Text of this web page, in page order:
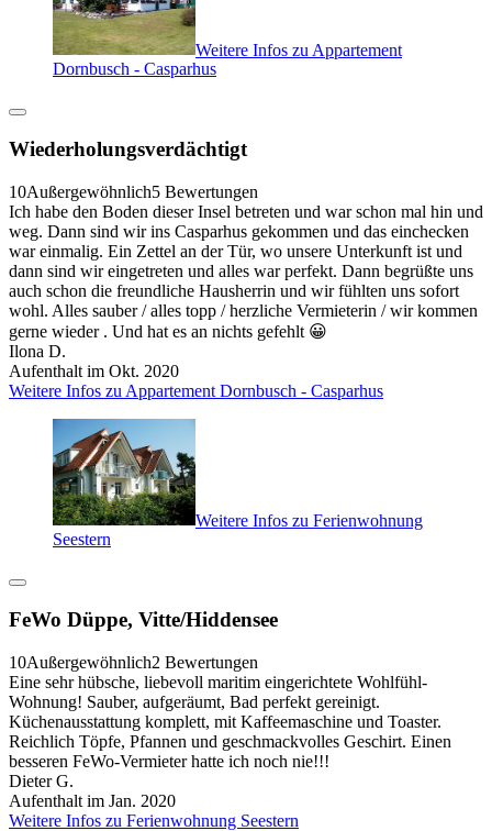
Weitere Infos zu Appartement
Dornbusch - Casparhus
Wiederholungsverdächtigt
10Außergewöhnlich5 Bewertungen
Ich habe den Boden dieser Insel betreten und war schon mal hin und
weg. Dann sind wir ins Casparhus gekommen und das einchecken
war einmalig. Ein Zettel an der Tür, wo unsere Unterkunft ist und
dann sind wir eingetreten und alles war perfekt. Dann begrüßte uns
auch schon die freundliche Hausherrin und wir fühlten uns sofort
wohl. Alles sauber / alles topp / herzliche Vermieterin / wir kommen
gerne wieder . Und hat es an nichts gefehlt 😀
Ilona D.
Aufenthalt im Okt. 2020
Weitere Infos zu Appartement Dornbusch - Casparhus
Weitere Infos zu Ferienwohnung
Seestern
FeWo Düppe, Vitte/Hiddensee
10Außergewöhnlich2 Bewertungen
Eine sehr hübsche, liebevoll maritim eingerichtete Wohlfühl-
Wohnung! Sauber, aufgeräumt, Bad perfekt gereinigt.
Küchenausstattung komplett, mit Kaffeemaschine und Toaster.
Reichlich Töpfe, Pfannen und geschmackvolles Geschirt. Einen
besseren FeWo-Vermieter hatte ich noch nie!!!
Dieter G.
Aufenthalt im Jan. 2020
Weitere Infos zu Ferienwohnung Seestern